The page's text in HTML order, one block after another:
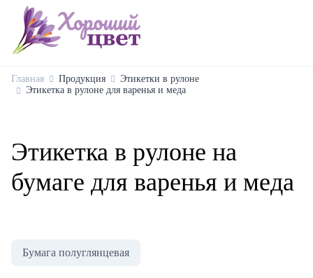
Главная Продукция
Этикетки в рулоне
Этикетка в рулоне для варенья и меда
Этикетка в рулоне на
бумаге для варенья и меда
Бумага полуглянцевая